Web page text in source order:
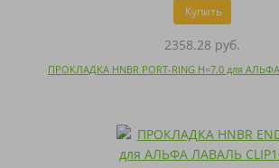
Купить
2358.28 руб.
ПРОКЛАДКА HNBR PORT-RING H=7.0 для